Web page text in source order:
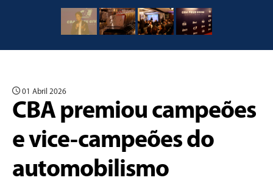
01 Abril 2026
CBA premiou campeões
e vice-campeões do
automobilismo